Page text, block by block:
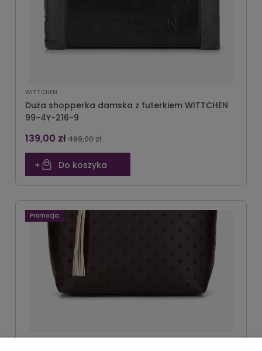
WITTCHEN
Duża shopperka damska z futerkiem WITTCHEN
99-4Y-216-9
139,00 zł499,00 zł
Do koszyka
WITTCHEN
Promocja